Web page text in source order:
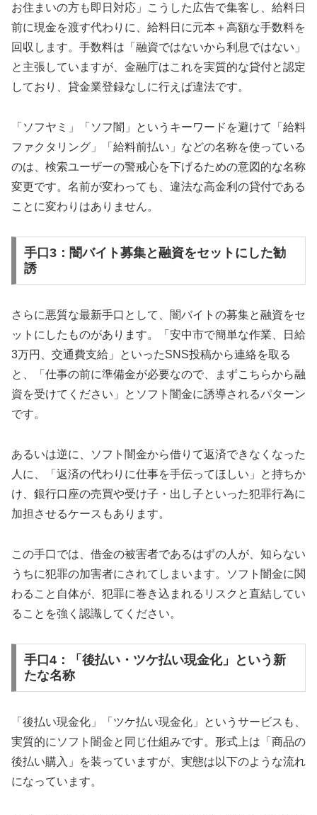
お住まいの方も即日対応」こうした広告で集客し、給料日
前に現金を渡す代わりに、給料日に元本＋高額な手数料を
回収します。手数料は「融資ではないから利息ではない」
と主張していますが、金融庁はこれを実質的な貸付と認定
しており、貸金業登録なしに行えば違法です。
「ソフヤミ」「ソフ闇」というキーワードを避けて「給料
ファクタリング」「給料前払い」などの名称を使っている
のは、検索ユーザーの警戒心を下げるための意図的な名称
変更です。名前が変わっても、違法な高金利の貸付である
ことに変わりはありません。
手口3：闇バイト募集と融資をセットにした勧
誘
さらに悪質な最新手口として、闇バイトの募集と融資をセ
ットにしたものがあります。「安中市で簡単な作業、日給
3万円、交通費支給」といったSNS投稿から連絡を取る
と、「仕事の前に準備金が必要なので、まずこちらから融
資を受けてください」とソフト闇金に誘導されるパターン
です。
あるいは逆に、ソフト闇金から借りて返済できなくなった
人に、「返済の代わりに仕事を手伝ってほしい」と持ちか
け、銀行口座の売買や受け子・出し子といった犯罪行為に
加担させるケースもあります。
この手口では、借金の被害者であるはずの人が、知らない
うちに犯罪の加害者にされてしまいます。ソフト闇金に関
わること自体が、犯罪に巻き込まれるリスクと直結してい
ることを強く認識してください。
手口4：「後払い・ツケ払い現金化」という新
たな名称
「後払い現金化」「ツケ払い現金化」というサービスも、
実質的にソフト闇金と同じ仕組みです。形式上は「商品の
後払い購入」を装っていますが、実態は以下のような流れ
になっています。